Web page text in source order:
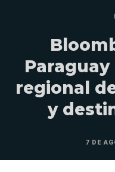
regional
y
7 DE